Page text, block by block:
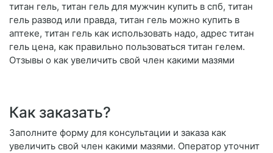
титан гель, титан гель для мужчин купить в спб, титан
гель развод или правда, титан гель можно купить в
аптеке, титан гель как использовать надо, адрес титан
гель цена, как правильно пользоваться титан гелем.
Отзывы о как увеличить свой член какими мазями
Как заказать?
Заполните форму для консультации и заказа как
увеличить свой член какими мазями. Оператор уточнит